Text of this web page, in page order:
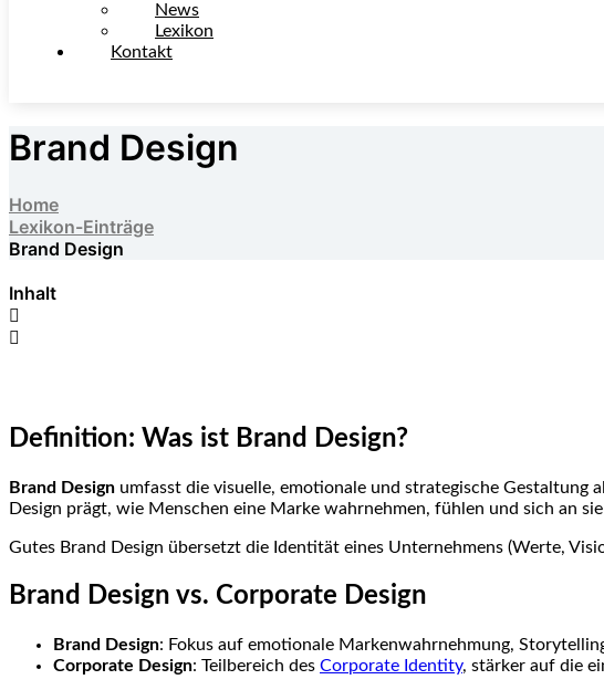
News
Lexikon
Kontakt
Brand Design
Home
Lexikon-Einträge
Brand Design
Inhalt
Definition: Was ist Brand Design?
Brand Design umfasst die visuelle, emotionale und strategische Gestaltung
Design prägt, wie Menschen eine Marke wahrnehmen, fühlen und sich an
Gutes Brand Design übersetzt die Identität eines Unternehmens (Werte,
Brand Design vs. Corporate Design
Brand Design: Fokus auf emotionale Markenwahrnehmung,
Corporate Design: Teilbereich des Corporate Identity, stärker auf die